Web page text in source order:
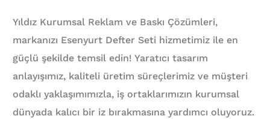
Yıldız Kurumsal Reklam ve Baskı Çözümleri,
markanızı Esenyurt Defter Seti hizmetimiz ile en
güçlü şekilde temsil edin! Yaratıcı tasarım
anlayışımız, kaliteli üretim süreçlerimiz ve müşteri
odaklı yaklaşımımızla, iş ortaklarımızın kurumsal
dünyada kalıcı bir iz bırakmasına yardımcı oluyoruz.